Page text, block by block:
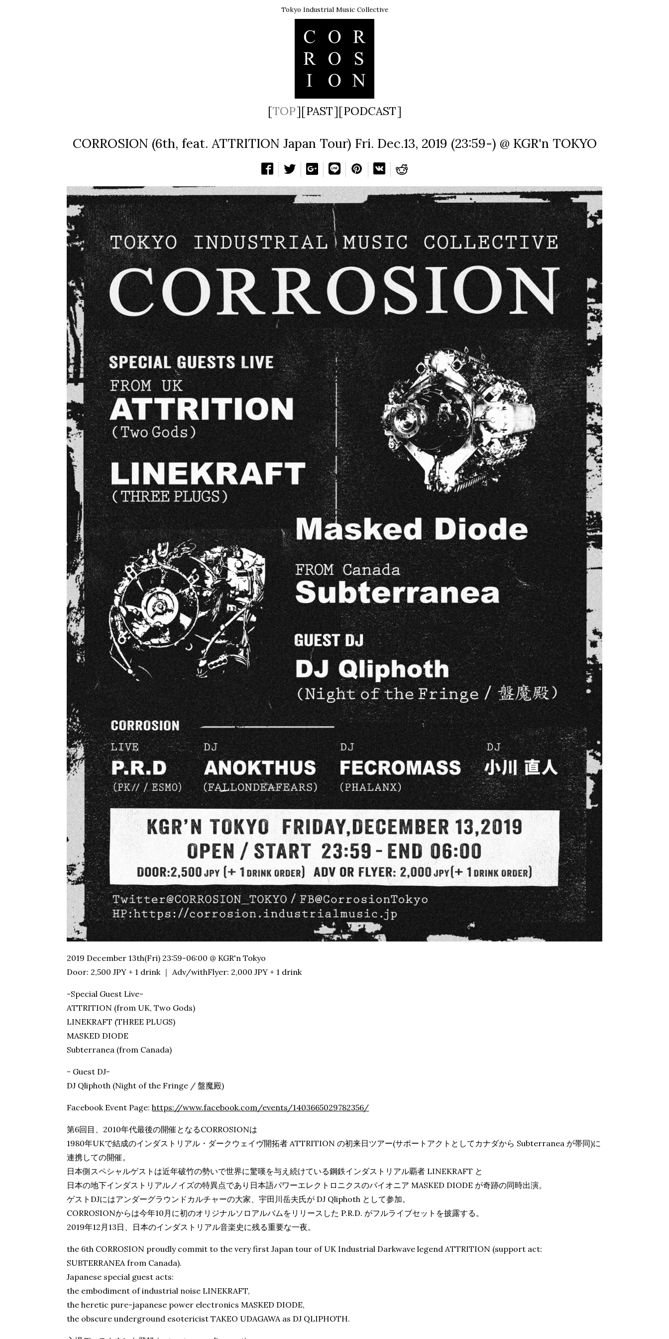
Tokyo Industrial Music Collective
TOP PAST PODCAST
CORROSION (6th, feat. ATTRITION Japan Tour) Fri. Dec.13, 2019 (23:59-) @ KGR'n TOKYO
2019 December 13th(Fri) 23:59-06:00 @ KGR'n Tokyo
Door: 2,500 JPY + 1 drink ｜ Adv/withFlyer: 2,000 JPY + 1 drink
-Special Guest Live-
ATTRITION (from UK, Two Gods)
LINEKRAFT (THREE PLUGS)
MASKED DIODE
Subterranea (from Canada)
- Guest DJ-
DJ Qliphoth (Night of the Fringe / 盤魔殿)
Facebook Event Page:https://www.facebook.com/events/1403665029782356/
第6回目、2010年代最後の開催となるCORROSIONは
1980年UKで結成のインダストリアル・ダークウェイヴ開拓者 ATTRITION の初来日ツアー(サポートアクトとしてカナダから Subterranea が帯同)に
連携しての開催。
日本側スペシャルゲストは近年破竹の勢いで世界に驚嘆を与え続けている鋼鉄インダストリアル覇者 LINEKRAFT と
日本の地下インダストリアルノイズの特異点であり日本語パワーエレクトロニクスのパイオニア MASKED DIODE が奇跡の同時出演。
ゲストDJにはアンダーグラウンドカルチャーの大家、宇田川岳夫氏が DJ Qliphoth として参加。
CORROSIONからは今年10月に初のオリジナルソロアルバムをリリースした P.R.D. がフルライブセットを披露する。
2019年12月13日、日本のインダストリアル音楽史に残る重要な一夜。
the 6th CORROSION proudly commit to the very first Japan tour of UK Industrial Darkwave legend ATTRITION (support act:
SUBTERRANEA from Canada).
Japanese special guest acts:
the embodiment of industrial noise LINEKRAFT,
the heretic pure-japanese power electronics MASKED DIODE,
the obscure underground esotericist TAKEO UDAGAWA as DJ QLIPHOTH.